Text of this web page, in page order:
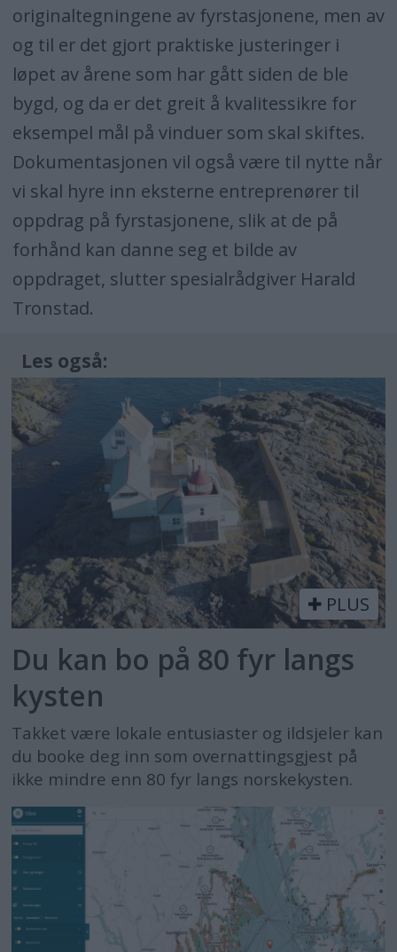
originaltegningene av fyrstasjonene, men av
og til er det gjort praktiske justeringer i
løpet av årene som har gått siden de ble
bygd, og da er det greit å kvalitessikre for
eksempel mål på vinduer som skal skiftes.
Dokumentasjonen vil også være til nytte når
vi skal hyre inn eksterne entreprenører til
oppdrag på fyrstasjonene, slik at de på
forhånd kan danne seg et bilde av
oppdraget, slutter spesialrådgiver Harald
Tronstad.
Les også:
PLUS
Du kan bo på 80 fyr langs
kysten
Takket være lokale entusiaster og ildsjeler kan
du booke deg inn som overnattingsgjest på
ikke mindre enn 80 fyr langs norskekysten.